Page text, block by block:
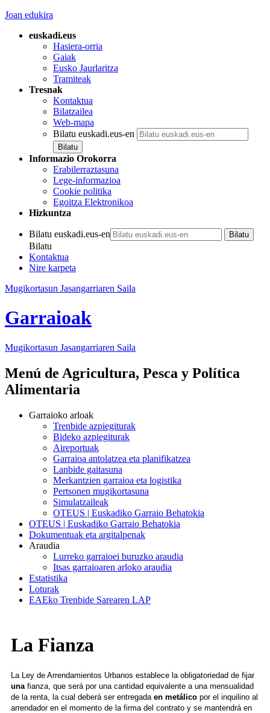
Joan edukira
euskadi.eus
Hasiera-orria
Gaiak
Eusko Jaurlaritza
Tramiteak
Tresnak
Kontaktua
Bilatzailea
Web-mapa
Bilatu euskadi.eus-en
Informazio Orokorra
Erabilerraztasuna
Lege-informazioa
Cookie politika
Egoitza Elektronikoa
Hizkuntza
Bilatu euskadi.eus-en
Bilatu
Kontaktua
Nire karpeta
Mugikortasun Jasangarriaren Saila
Garraioak
Mugikortasun Jasangarriaren Saila
Menú de Agricultura, Pesca y Política
Alimentaria
Garraioko arloak
Trenbide azpiegiturak
Bideko azpiegiturak
Aireportuak
Garraioa antolatzea eta planifikatzea
Lanbide gaitasuna
Merkantzien garraioa eta logistika
Pertsonen mugikortasuna
Simulatzaileak
OTEUS | Euskadiko Garraio Behatokia
OTEUS | Euskadiko Garraio Behatokia
Dokumentuak eta argitalpenak
Araudia
Lurreko garraioei buruzko araudia
Itsas garraioaren arloko araudia
Estatistika
Loturak
EAEko Trenbide Sarearen LAP
La Fianza
La Ley de Arrendamientos Urbanos establece la obligatoriedad de fijar
una fianza, que será por una cantidad equivalente a una mensualidad
de la renta, la cual deberá ser entregada en metálico por el inquilino al
arrendador en el momento de la firma del contrato y se mantendrá en